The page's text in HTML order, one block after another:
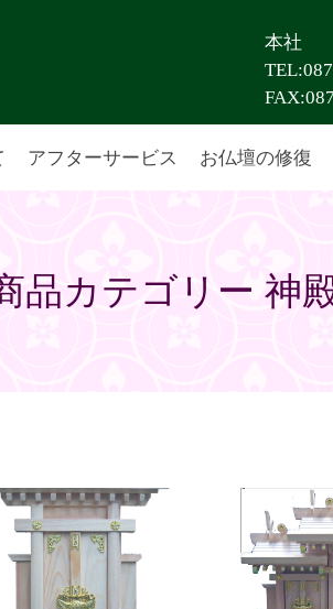
本社
アフターサービス お仏壇の修復
品カテゴリー 神